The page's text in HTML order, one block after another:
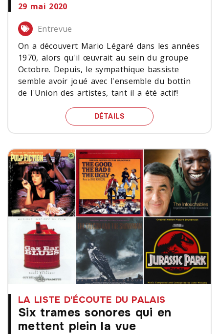
29 mai 2020
Entrevue
On a découvert Mario Légaré dans les années
1970, alors qu'il œuvrait au sein du groupe
Octobre. Depuis, le sympathique bassiste
semble avoir joué avec l'ensemble du bottin
de l'Union des artistes, tant il a été actif!
DÉTAILS D'OCTOBRE À MAGNETO
LA LISTE D'ÉCOUTE DU PALAIS
Six trames sonores qui en
mettent plein la vue